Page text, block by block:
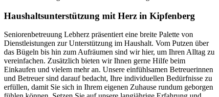
Haushalts­unterstützung mit Herz in Kipfenberg
Seniorenbetreuung Lebherz präsentiert eine breite Palette von
Dienstleistungen zur Unterstützung im Haushalt. Vom Putzen über
das Bügeln bis hin zum Aufräumen sind wir hier, um Ihren Alltag zu
vereinfachen. Zusätzlich bieten wir Ihnen gerne Hilfe beim
Einkaufen und vielem mehr an. Unsere einfühlsamen Betreuerinnen
und Betreuer sind darauf bedacht, Ihre individuellen Bedürfnisse zu
erfüllen, damit Sie sich in Ihrem eigenen Zuhause rundum geborgen